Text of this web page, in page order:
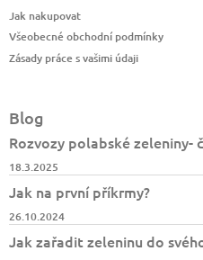
Jak nakupovat
Všeobecné obchodní podmínky
Zásady práce s vašimi údaji
Blog
Rozvozy polabské zeleniny-
18.3.2025
Jak na první příkrmy?
26.10.2024
Jak zařadit zeleninu do